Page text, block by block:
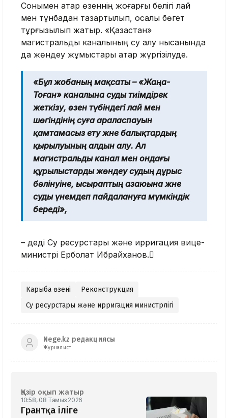
Сонымен қатар өзеннің жоғарғы бөлігі лай
мен тұнбадан тазартылып, қосалқы бөгет
тұрғызылып жатыр. «Қазақстан»
магистральды каналының су алу нысанында
да жөндеу жұмыстары қатар жүргізілуде.
«Бұл жобаның мақсаты – «Жаңа-
Тоған» каналына суды тиімдірек
жеткізу, өзен түбіндегі лай мен
шөгіндінің суға араласпауын
қамтамасыз ету және балықтардың
қырылуының алдын алу. Ал
магистральды канал мен ондағы
құрылыстарды жөндеу судың дұрыс
бөлінуіне, ысыраптың азаюына және
суды үнемдеп пайдалануға мүмкіндік
береді»,
– деді Су ресурстары және ирригация вице-
министрі Ерболат Ибрайханов.
Карғыба өзені
Реконструкция
Су ресурстары және ирригация министрлігі
Nege.kz редакциясы
Журналист
Қазір оқып жатыр
10:58, 08 Тамыз 2026
Грантқа іліге